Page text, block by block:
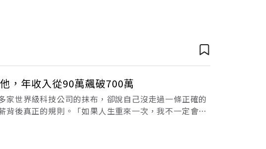
，年收入從90萬飆破700萬
世界級科技公司的抹布，卻說自己沒走過一條正確的
後真正的規則。「如果人生重來一次，我不一定會走